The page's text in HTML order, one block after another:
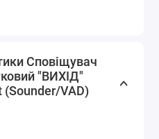
Cповіщувач
"ВИХІД"
(Sounder/VAD)